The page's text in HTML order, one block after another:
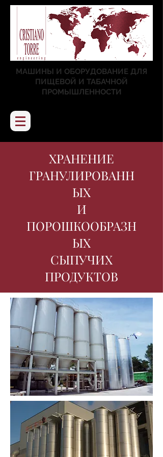
МАШИНЫ И ОБОРУДОВАНИЕ ДЛЯ
ПИЩЕВОЙ И ТАБАЧНОЙ
ПРОМЫШЛЕННОСТИ
ХРАНЕНИЕ
ГРАНУЛИРОВАНН
ЫХ
И
ПОРОШКООБРАЗН
ЫХ
СЫПУЧИХ
ПРОДУКТОВ